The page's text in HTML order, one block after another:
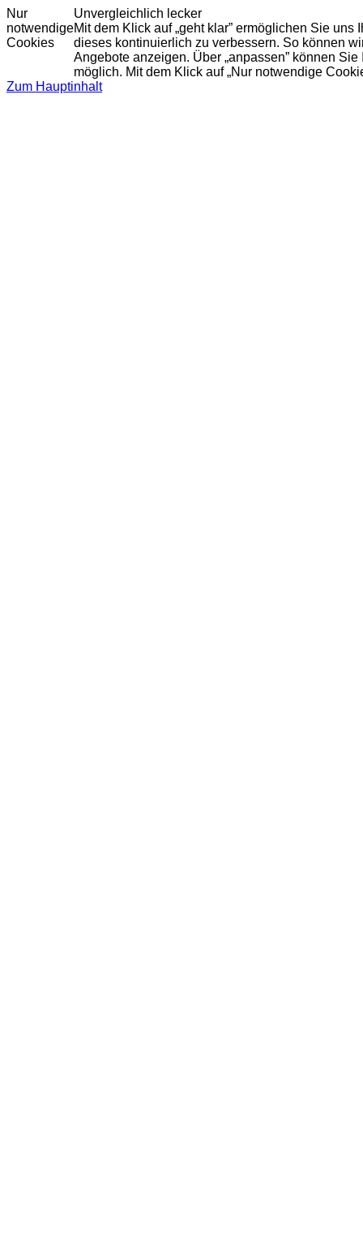
Nur
notwendige
Cookies
Unvergleichlich lecker
Mit dem Klick auf „geht klar” ermöglichen Sie
dieses kontinuierlich zu verbessern. So können
Angebote anzeigen. Über „anpassen” können
möglich. Mit dem Klick auf „Nur notwendige
Zum Hauptinhalt